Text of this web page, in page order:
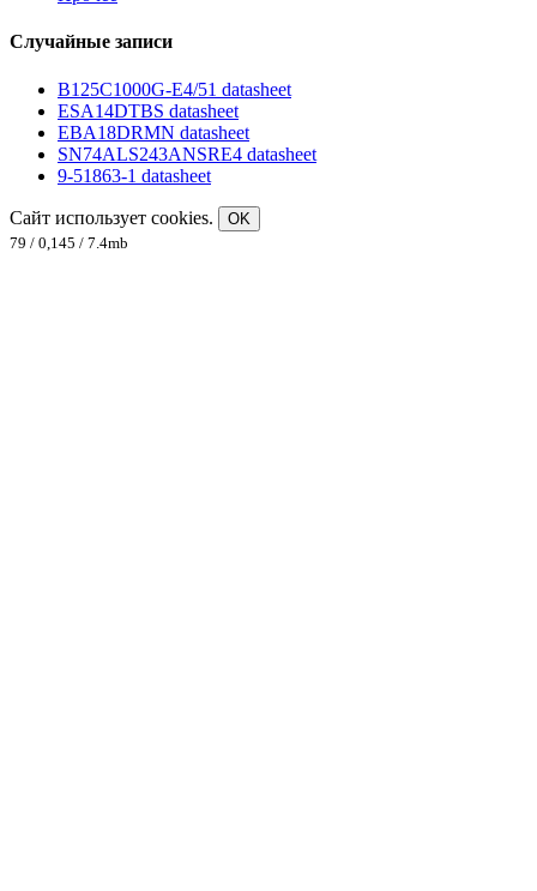
Случайные записи
B125C1000G-E4/51 datasheet
ESA14DTBS datasheet
EBA18DRMN datasheet
SN74ALS243ANSRE4 datasheet
9-51863-1 datasheet
Сайт использует cookies.
OK
79 / 0,145 / 7.4mb